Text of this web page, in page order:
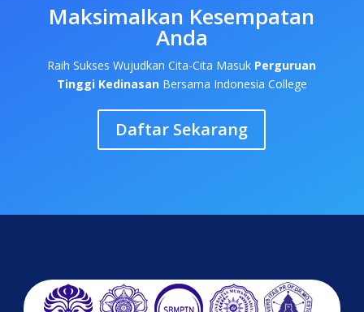
Maksimalkan Kesempatan
Anda
Raih Sukses Wujudkan Cita-Cita Masuk Perguruan
Tinggi KedinasanBersama Indonesia College
Daftar Sekarang